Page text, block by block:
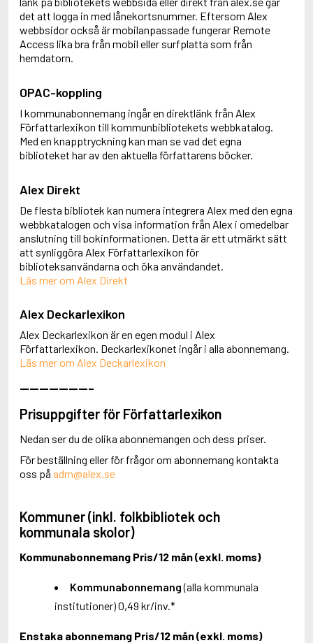
det att logga in med lånekortsnummer. Eftersom Alex
webbsidor också är mobilanpassade fungerar Remote
Access lika bra från mobil eller surfplatta som från
hemdatorn.
OPAC-koppling
I kommunabonnemang ingår en direktlänk från Alex
Författarlexikon till kommunbibliotekets webbkatalog.
Med en knapptryckning kan man se vad det egna
biblioteket har av den aktuella författarens böcker.
Alex Direkt
De flesta bibliotek kan numera integrera Alex med den egna
webbkatalogen och visa information från Alex i omedelbar
anslutning till bokinformationen. Detta är ett utmärkt sätt
att synliggöra Alex Författarlexikon för
biblioteksanvändarna och öka användandet.
Läs mer om Alex Direkt
Alex Deckarlexikon
Alex Deckarlexikon är en egen modul i Alex
Författarlexikon. Deckarlexikonet ingår i alla abonnemang.
Läs mer om Alex Deckarlexikon
---------------
Prisuppgifter för Författarlexikon
Nedan ser du de olika abonnemangen och dess priser.
För beställning eller för frågor om abonnemang kontakta
oss på adm@alex.se
Kommuner(inkl. folkbibliotek och
kommunala skolor)
Kommunabonnemang Pris/12 mån (exkl. moms)
Kommunabonnemang(alla kommunala
institutioner) 0,49 kr/inv.*
Enstaka abonnemang Pris/12 mån (exkl. moms)